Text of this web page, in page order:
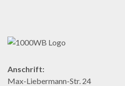
Anschrift:
Max-Liebermann-Str. 24